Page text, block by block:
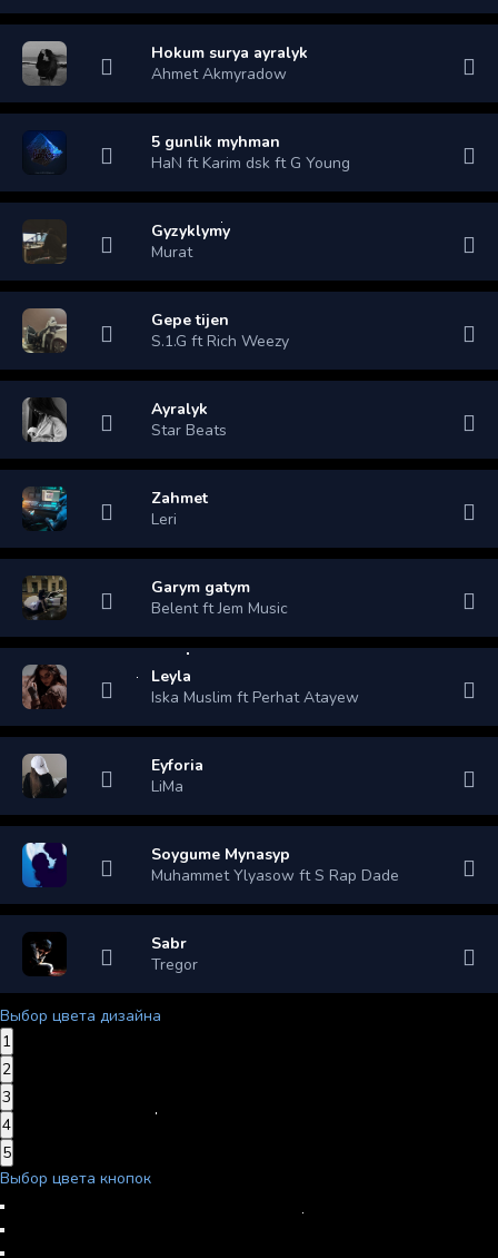
Hokum surya ayralyk
Ahmet Akmyradow
5 gunlik myhman
HaN ft Karim dsk ft G Young
Gyzyklymy
Murat
Gepe tijen
S.1.G ft Rich Weezy
Ayralyk
Star Beats
Zahmet
Leri
Garym gatym
Belent ft Jem Music
Leyla
Iska Muslim ft Perhat Atayew
Eyforia
LiMa
Soygume Mynasyp
Muhammet Ylyasow ft S Rap Dade
Sabr
Tregor
Выбор цвета дизайна
1
2
3
4
5
Выбор цвета кнопок